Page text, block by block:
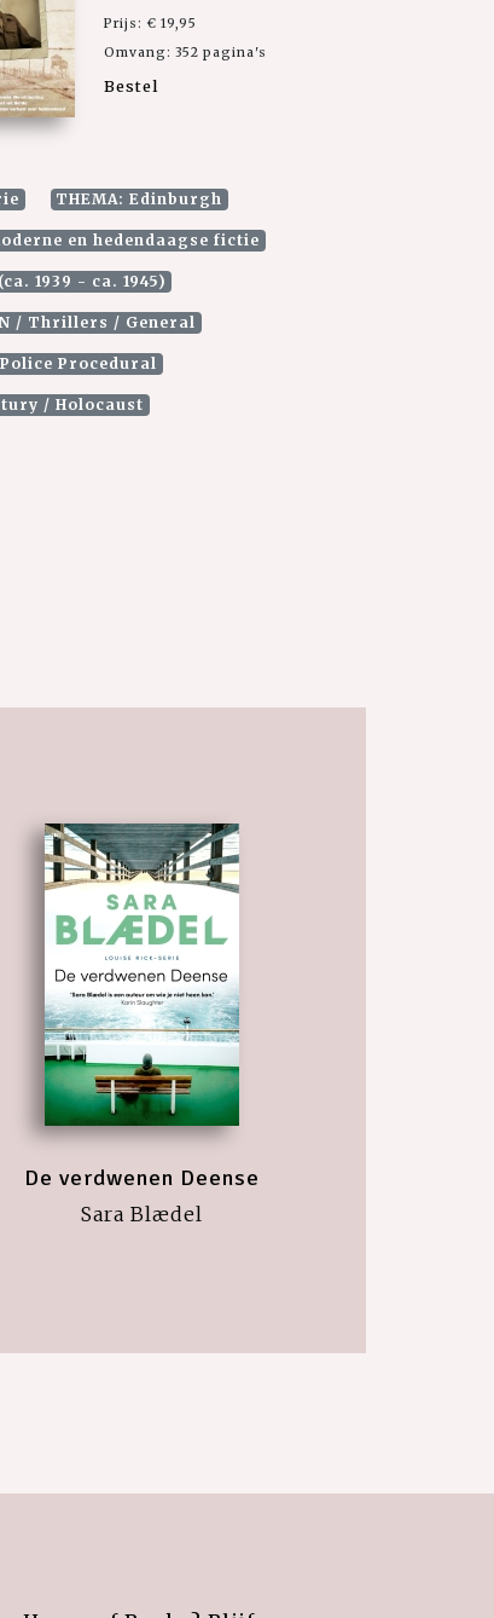
Prijs: € 19,95
Omvang: 352 pagina's
Bestel
THEMA: Edinburgh
en hedendaagse fictie
1939 - ca. 1945)
/ Thrillers / General
Procedural
/ Holocaust
De verdwenen Deense
Sara Blædel